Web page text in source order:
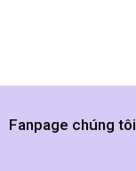
Fanpage chúng tôi